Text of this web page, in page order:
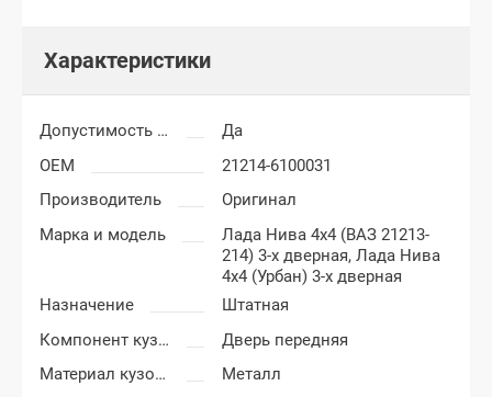
Характеристики
Допустимость мелких царапин
Да
OEM
21214-6100031
Производитель
Оригинал
Марка и модель
Лада Нива 4x4 (ВАЗ 21213-
214) 3-х дверная,Лада Нива
4x4 (Урбан) 3-х дверная
Назначение
Штатная
Компонент кузова
Дверь передняя
Материал кузовных деталей
Металл